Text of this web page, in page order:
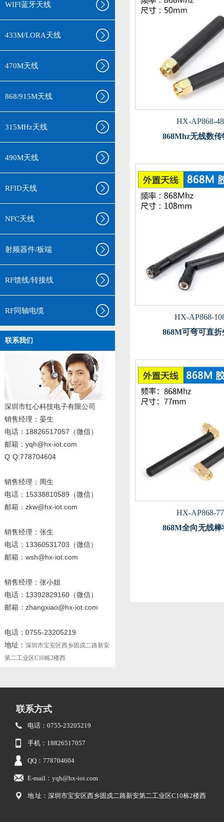
WIFI蓝牙天线
433M/LORA天线
470M天线
868/915M天线
315MHz天线
490M天线
RFID天线
NFC天线
射频器件/板端
RF馈线/转接线
RF同轴电缆
联系我们
深圳市红心科技电子有限公司
销售经理 ：晏生
电话：18826517057（微信）
邮箱：yqh@hx-iot.com
Q Q:778704604
销售经理：周生
电话 ：15338810589 （微信）
邮箱：zkw@hx-iot.com
销售经理：张生
电话 ：13360531703 （微信）
邮箱：wsh@hx-iot.com
销售经理：张小姐
电话 ：13392829160 （微信）
邮箱：zhangxiao@hx-iot.com
电话：0755-23205219
地址： 深圳市宝安区西乡固戍二路新安
第二工业区C10栋2楼西
HX-AP868-
868Mhz无线数
HX-AP868-
868M可弯可直
HX-AP868-
868M全向无线
联系方式
电话：0755-23205219
手机：18826517057
QQ：778704604
E-mail：yqh@hx-iot.com
地 址：深圳市宝安区西乡固戍二路新安第二工业区C10栋2楼西